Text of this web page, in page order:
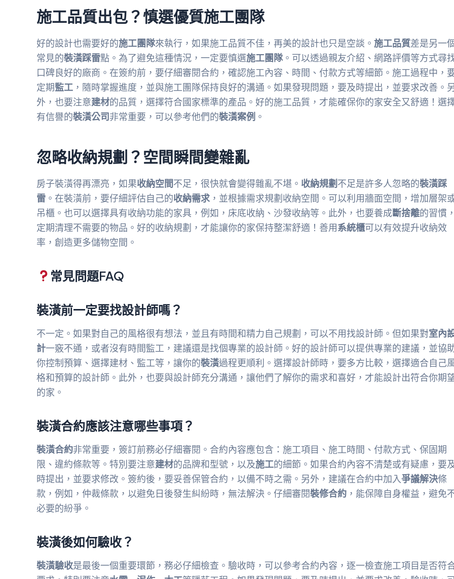
施工品質出包？慎選優質施工團隊
好的設計也需要好的施工團隊來執行，如果施工品質不佳，再美的設計也只是空談。 施工品質差是另一
常見的裝潢踩雷點。為了避免這種情況，一定要慎選施工團隊。可以透過親友介紹、網路評價等方式尋
口碑良好的廠商。在簽約前，要仔細審閱合約，確認施工內容、時間、付款方式等細節。施工過程中，
定期監工 ，隨時掌握進度，並與施工團隊保持良好的溝通。如果發現問題，要及時提出，並要求改善。
外，也要注意建材的品質，選擇符合國家標準的產品。好的施工品質，才能確保你的家安全又舒適！選
有信譽的裝潢公司非常重要，可以參考他們的裝潢案例 。
忽略收納規劃？空間瞬間變雜亂
房子裝潢得再漂亮，如果收納空間不足，很快就會變得雜亂不堪。 收納規劃 不足是許多人忽略的裝潢踩
雷 。在裝潢前，要仔細評估自己的收納需求 ，並根據需求規劃收納空間。可以利用牆面空間，增加層架
吊櫃。也可以選擇具有收納功能的家具，例如，床底收納、沙發收納等。此外，也要養成斷捨離的習慣，
定期清理不需要的物品。好的收納規劃，才能讓你的家保持整潔舒適！善用系統櫃可以有效提升收納效
率，創造更多儲物空間。
常見問題FAQ
裝潢前一定要找設計師嗎？
不一定。如果對自己的風格很有想法，並且有時間和精力自己規劃，可以不用找設計師。但如果對室內
計一竅不通，或者沒有時間監工，建議還是找個專業的設計師。好的設計師可以提供專業的建議，並協
你控制預算、選擇建材、監工等，讓你的裝潢過程更順利。選擇設計師時，要多方比較，選擇適合自己
格和預算的設計師。此外，也要與設計師充分溝通，讓他們了解你的需求和喜好，才能設計出符合你期
的家。
裝潢合約應該注意哪些事項？
裝潢合約非常重要，簽訂前務必仔細審閱。合約內容應包含：施工項目、施工時間、付款方式、保固期
限、違約條款等。特別要注意建材的品牌和型號，以及施工的細節。如果合約內容不清楚或有疑慮，要
時提出，並要求修改。簽約後，要妥善保管合約，以備不時之需。另外，建議在合約中加入爭議解決條
款，例如，仲裁條款，以避免日後發生糾紛時，無法解決。仔細審閱裝修合約 ，能保障自身權益，避免
必要的紛爭。
裝潢後如何驗收？
裝潢驗收是最後一個重要環節，務必仔細檢查。驗收時，可以參考合約內容，逐一檢查施工項目是否符